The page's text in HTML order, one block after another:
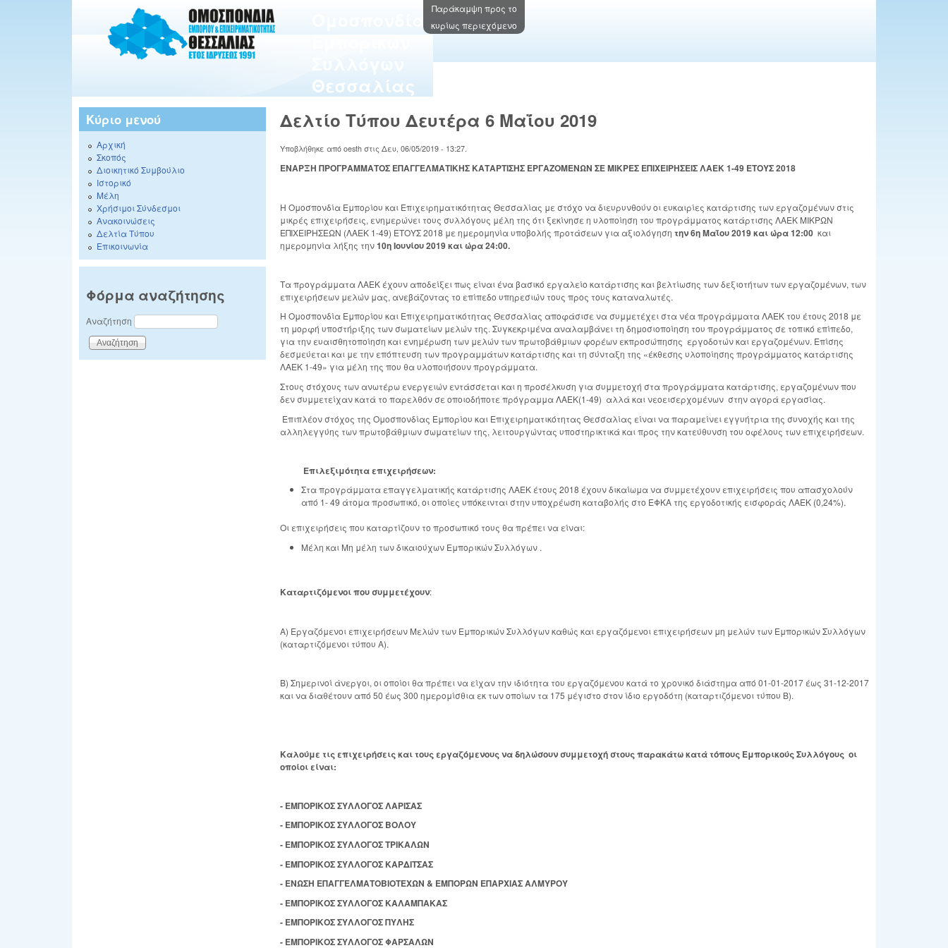
Παράκαμψη προς το
κυρίως περιεχόμενο
Θεσσαλίας
Δελτίο Τύπου Δευτέρα 6 Μαΐου 2019
Υποβλήθηκε από oesth στις Δευ, 06/05/2019 - 13:27.
ΕΝΑΡΞΗ ΠΡΟΓΡΑΜΜΑΤΟΣ ΕΠΑΓΓΕΛΜΑΤΙΚΗΣ ΚΑΤΑΡΤΙΣΗΣ ΕΡΓΑΖΟΜΕΝΩΝ ΣΕ ΜΙΚΡΕΣ ΕΠΙΧΕΙΡΗΣΕΙΣ ΛΑΕΚ 1-49 ΕΤΟΥΣ 2018
Η Ομοσπονδία Εμπορίου και Επιχειρηματικότητας Θεσσαλίας με στόχο να διευρυνθούν οι ευκαιρίες κατάρτισης των εργαζομένων στις
μικρές επιχειρήσεις, ενημερώνει τους συλλόγους μέλη της ότι ξεκίνησε η υλοποίηση του προγράμματος κατάρτισης ΛΑΕΚ ΜΙΚΡΩΝ
ΕΠΙΧΕΙΡΗΣΕΩΝ (ΛΑΕΚ 1-49) ΕΤΟΥΣ 2018 με ημερομηνία υποβολής προτάσεων για αξιολόγηση την 6η Μαΐου 2019 και ώρα 12:00 και
ημερομηνία λήξης την10η Ιουνίου 2019και ώρα 24:00.
Τα προγράμματα ΛΑΕΚ έχουν αποδείξει πως είναι ένα βασικό εργαλείο κατάρτισης και βελτίωσης των δεξιοτήτων των εργαζομένων, των
επιχειρήσεων μελών μας, ανεβάζοντας το επίπεδο υπηρεσιών τους προς τους καταναλωτές.
Η Ομοσπονδία Εμπορίου και Επιχειρηματικότητας Θεσσαλίας αποφάσισε να συμμετέχει στα νέα προγράμματα ΛΑΕΚ του έτους 2018 με
τη μορφή υποστήριξης των σωματείων μελών της. Συγκεκριμένα αναλαμβάνει τη δημοσιοποίηση του προγράμματος σε τοπικό επίπεδο,
για την ευαισθητοποίηση και ενημέρωση των μελών των πρωτοβάθμιων φορέων εκπροσώπησης εργοδοτών και εργαζομένων. Επίσης
δεσμεύεται και με την επόπτευση των προγραμμάτων κατάρτισης και τη σύνταξη της «έκθεσης υλοποίησης προγράμματος κατάρτισης
ΛΑΕΚ 1-49» για μέλη της που θα υλοποιήσουν προγράμματα.
Στους στόχους των ανωτέρω ενεργειών εντάσσεται και η προσέλκυση για συμμετοχή στα προγράμματα κατάρτισης, εργαζομένων που
δεν συμμετείχαν κατά το παρελθόν σε οποιοδήποτε πρόγραμμα ΛΑΕΚ(1-49) αλλά και νεοεισερχομένων στην αγορά εργασίας.
Επιπλέον στόχος της Ομοσπονδίας Εμπορίου και Επιχειρηματικότητας Θεσσαλίας είναι να παραμείνει εγγυήτρια της συνοχής και της
αλληλεγγύης των πρωτοβάθμιων σωματείων της, λειτουργώντας υποστηρικτικά και προς την κατεύθυνση του οφέλους των επιχειρήσεων.
Επιλεξιμότητα επιχειρήσεων:
Στα προγράμματα επαγγελματικής κατάρτισης ΛΑΕΚ έτους 2018 έχουν δικαίωμα να συμμετέχουν επιχειρήσεις που απασχολούν
από 1- 49 άτομα προσωπικό, οι οποίες υπόκεινται στην υποχρέωση καταβολής στο ΕΦΚΑ της εργοδοτικής εισφοράς ΛΑΕΚ (0,24%).
Οι επιχειρήσεις που καταρτίζουν το προσωπικό τους θα πρέπει να είναι:
Μέλη και Μη μέλη των δικαιούχων Εμπορικών Συλλόγων .
Καταρτιζόμενοι που συμμετέχουν:
Α) Εργαζόμενοι επιχειρήσεων Μελών των Εμπορικών Συλλόγων καθώς και εργαζόμενοι επιχειρήσεων μη μελών των Εμπορικών Συλλόγων
(καταρτιζόμενοι τύπου Α).
Β) Σημερινοί άνεργοι, οι οποίοι θα πρέπει να είχαν την ιδιότητα του εργαζόμενου κατά το χρονικό διάστημα από 01-01-2017 έως 31-12-2017
και να διαθέτουν από 50 έως 300 ημερομίσθια εκ των οποίων τα 175 μέγιστο στον ίδιο εργοδότη (καταρτιζόμενοι τύπου Β).
Καλούμε τις επιχειρήσεις και τους εργαζόμενους να δηλώσουν συμμετοχή στους παρακάτω κατά τόπους Εμπορικούς Συλλόγους οι
οποίοι είναι:
- ΕΜΠΟΡΙΚΟΣ ΣΥΛΛΟΓΟΣ ΛΑΡΙΣΑΣ
- ΕΜΠΟΡΙΚΟΣ ΣΥΛΛΟΓΟΣ ΒΟΛΟΥ
- ΕΜΠΟΡΙΚΟΣ ΣΥΛΛΟΓΟΣ ΤΡΙΚΑΛΩΝ
- ΕΜΠΟΡΙΚΟΣ ΣΥΛΛΟΓΟΣ ΚΑΡΔΙΤΣΑΣ
- ΕΝΩΣΗ ΕΠΑΓΓΕΛΜΑΤΟΒΙΟΤΕΧΩΝ & ΕΜΠΟΡΩΝ ΕΠΑΡΧΙΑΣ ΑΛΜΥΡΟΥ
- ΕΜΠΟΡΙΚΟΣ ΣΥΛΛΟΓΟΣ ΚΑΛΑΜΠΑΚΑΣ
- ΕΜΠΟΡΙΚΟΣ ΣΥΛΛΟΓΟΣ ΠΥΛΗΣ
- ΕΜΠΟΡΙΚΟΣ ΣΥΛΛΟΓΟΣ ΦΑΡΣΑΛΩΝ
Κύριο μενού
Αρχική
Σκοπός
Διοικητικό Συμβούλιο
Ιστορικό
Μέλη
Χρήσιμοι Σύνδεσμοι
Ανακοινώσεις
Δελτία Τύπου
Επικοινωνία
Φόρμα αναζήτησης
Αναζήτηση